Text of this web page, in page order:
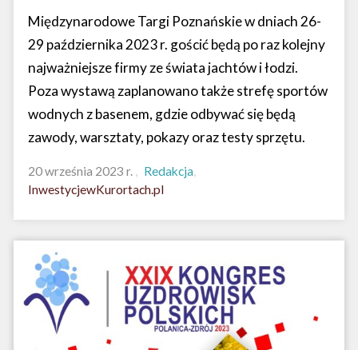
Międzynarodowe Targi Poznańskie w dniach 26-
29 października 2023 r. gościć będą po raz kolejny
najważniejsze firmy ze świata jachtów i łodzi.
Poza wystawą zaplanowano także strefę sportów
wodnych z basenem, gdzie odbywać się będą
zawody, warsztaty, pokazy oraz testy sprzętu.
20 września 2023 r.
Redakcja
InwestycjewKurortach.pl